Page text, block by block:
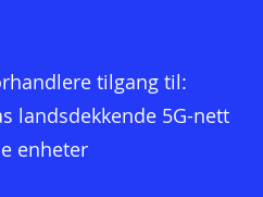
tilgang til:
landsdekkende 5G-nett
enheter